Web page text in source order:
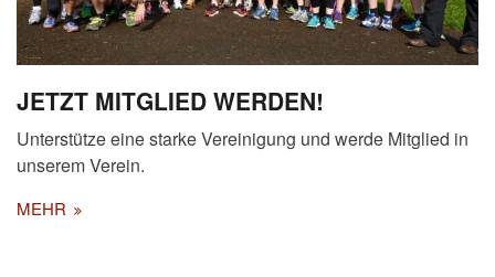
JETZT MITGLIED WERDEN!
Unterstütze eine starke Vereinigung und werde Mitglied in
unserem Verein.
MEHR